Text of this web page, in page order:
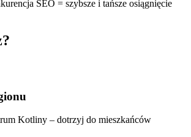
SEO = szybsze i tańsze osiągnięcie
Kotliny – dotrzyj do mieszkańców